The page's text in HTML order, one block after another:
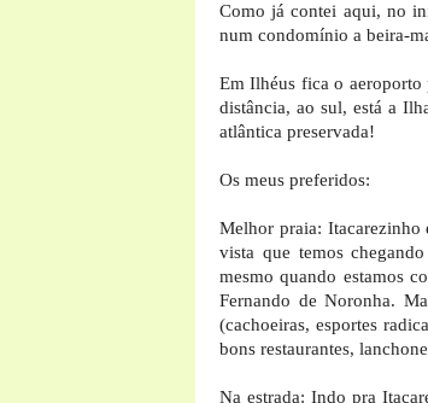
Como já contei aqui, no
num condomínio a beira-
Em Ilhéus fica o aeroporto
distância, ao sul, está a
atlântica preservada!
Os meus preferidos:
Melhor praia: Itacarezinho
vista que temos
mesmo quando estamos
Fernando de Noronha.
(cachoeiras, esportes
bons restaurantes,
Na estrada: Indo pra